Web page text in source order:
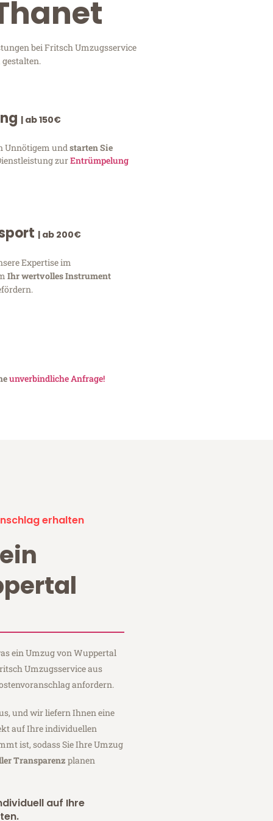
bei Fritsch Umzugsservice
| ab 150€
Unnötigem undstarten Sie
zurEntrümpelung
| ab 200€
Expertise im
Ihr wertvolles Instrument
unverbindliche Anfrage!
erhalten
ein Umzug von Wuppertal
Umzugsservice aus
anfordern.
und wir liefern Ihnen eine
auf Ihre individuellen
ist, sodass Sie Ihre Umzug
Transparenz planen
auf Ihre